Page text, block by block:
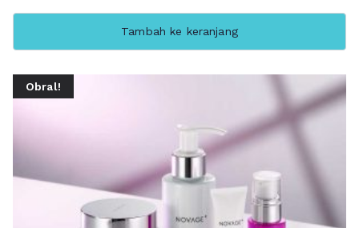
aslinya
saat
Rp 1,499.000.
Tambah ke keranjang
Obral!